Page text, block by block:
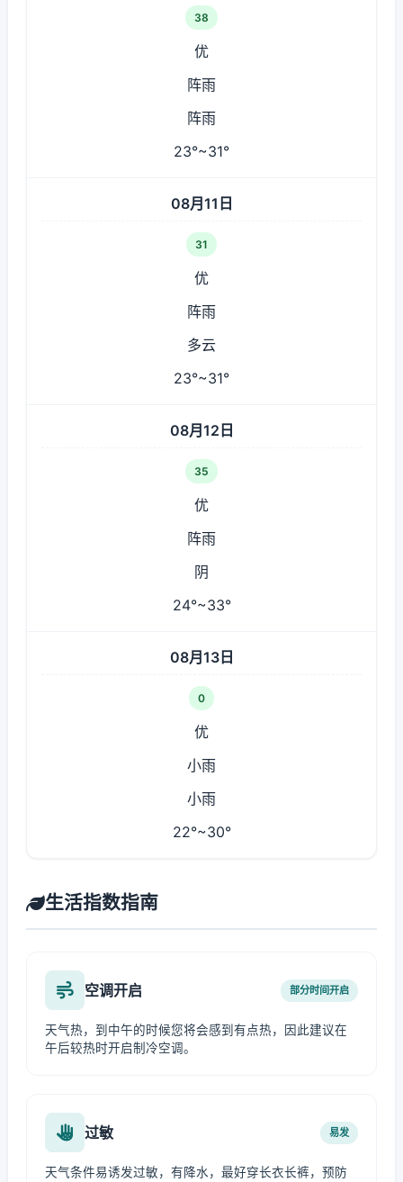
38
优
阵雨
阵雨
23°~31°
08月11日
31
优
阵雨
多云
23°~31°
08月12日
35
优
阵雨
阴
24°~33°
08月13日
0
优
小雨
小雨
22°~30°
生活指数指南
空调开启 部分时间开启
天气热，到中午的时候您将会感到有点热，因此建议在
午后较热时开启制冷空调。
过敏 易发
天气条件易诱发过敏，有降水，最好穿长衣长裤，预防